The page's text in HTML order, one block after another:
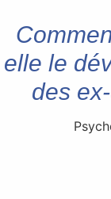
elle le
des